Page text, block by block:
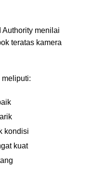
Authority menilai
teratas kamera
kondisi
kuat